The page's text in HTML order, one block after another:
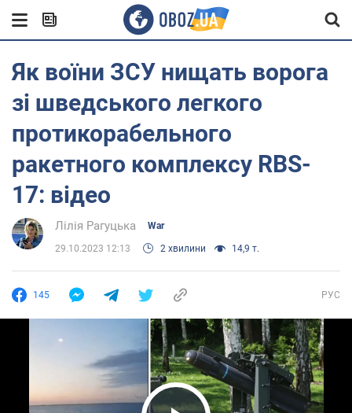
Як воїни ЗСУ нищать ворога
зі шведського легкого
протикорабельного
ракетного комплексу RBS-
17: відео
Лілія Рагуцька War
29.10.2023 12:13 2 хвилини 14,9 т.
145 РУС